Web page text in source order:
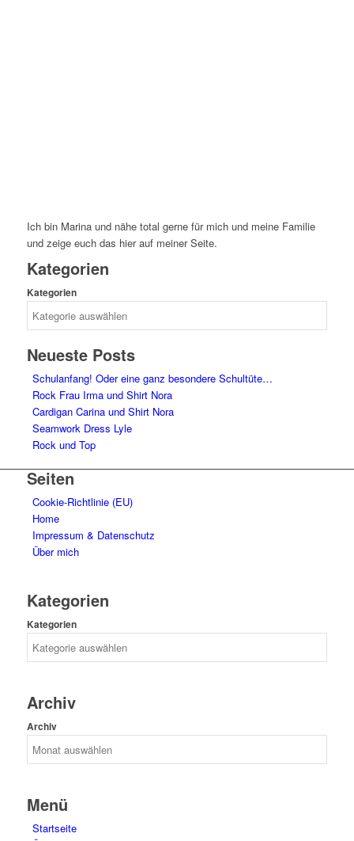
Ich bin Marina und nähe total gerne für mich und meine Familie
und zeige euch das hier auf meiner Seite.
Kategorien
Kategorien
Neueste Posts
Schulanfang! Oder eine ganz besondere Schultüte…
Rock Frau Irma und Shirt Nora
Cardigan Carina und Shirt Nora
Seamwork Dress Lyle
Rock und Top
Seiten
Cookie-Richtlinie (EU)
Home
Impressum & Datenschutz
Über mich
Kategorien
Kategorien
Archiv
Archiv
Menü
Startseite